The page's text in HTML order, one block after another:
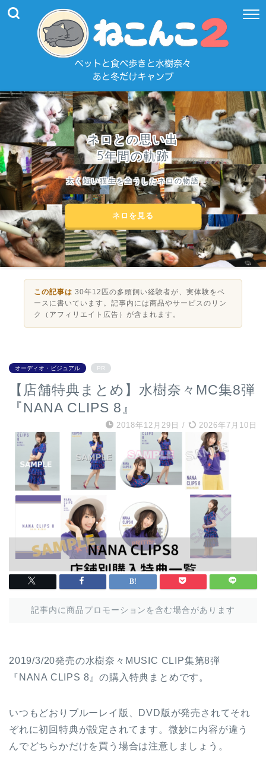
ネロとの思い出
5年間の軌跡
太く短い猫生を全うしたネロの物語
ネロを見る
この記事は 30年12匹の多頭飼い経験者が、実体験をベ
ースに書いています。記事内には商品やサービスのリン
ク（アフィリエイト広告）が含まれます。
オーディオ・ビジュアル PR
【店舗特典まとめ】水樹奈々MC集8弾
『NANA CLIPS 8』
2018年12月29日 / 2026年7月10日
記事内に商品プロモーションを含む場合があります
2019/3/20発売の水樹奈々MUSIC CLIP集第8弾
『NANA CLIPS 8』の購入特典まとめです。
いつもどおりブルーレイ版、DVD版が発売されてそれ
ぞれに初回特典が設定されてます。微妙に内容が違う
んでどちらかだけを買う場合は注意しましょう。